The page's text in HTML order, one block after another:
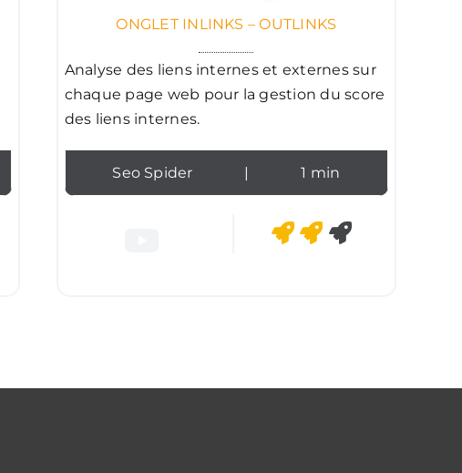
ONGLET INLINKS – OUTLINKS
Analyse des liens internes et externes sur
chaque page web pour la gestion du score
des liens internes.
Seo Spider | 1 min